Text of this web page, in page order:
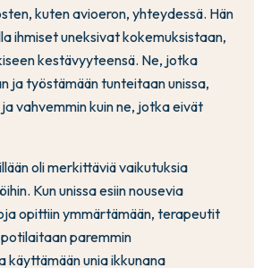
kuten avioeron, yhteydessä. Hän
ihmiset uneksivat kokemuksistaan,
kestävyyteensä. Ne, jotka
ja työstämään tunteitaan unissa,
vahvemmin kuin ne, jotka eivät
oli merkittäviä vaikutuksia
Kun unissa esiin nousevia
opittiin ymmärtämään, terapeutit
paremmin
käyttämään unia ikkunana